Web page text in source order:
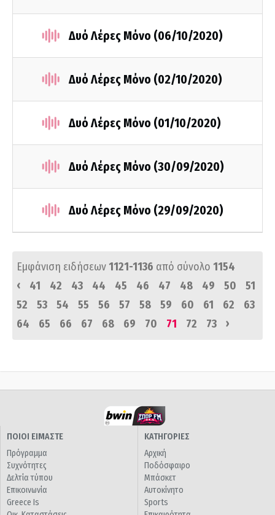
Δυό Λέρες Μόνο (06/10/2020)
Δυό Λέρες Μόνο (02/10/2020)
Δυό Λέρες Μόνο (01/10/2020)
Δυό Λέρες Μόνο (30/09/2020)
Δυό Λέρες Μόνο (29/09/2020)
Εμφάνιση ειδήσεων1121-1136 από σύνολο 1154
‹
41 42 43 44 45 46 47 48 49 50
51
52
53 54 55 56 57 58 59 60 61 62
63
64
65 66 67 68 69 70 71 72 73 ›
ΠΟΙΟΙ ΕΙΜΑΣΤΕ
Πρόγραμμα
Συχνότητες
Δελτία τύπου
Επικοινωνία
Greece Is
ΚΑΤΗΓΟΡΙΕΣ
Αρχική
Ποδόσφαιρο
Μπάσκετ
Αυτοκίνητο
Sports